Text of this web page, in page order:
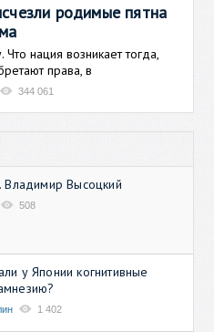
родимые пятна
нация возникает тогда,
права, в
344 061
Владимир Высоцкий
508
у Японии когнитивные
1 402